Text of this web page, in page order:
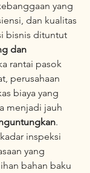
yang
dan kualitas
bisnis dituntut
dan
rantai pasok
perusahaan
biaya yang
menjadi jauh
.
inspeksi
yang
bahan baku